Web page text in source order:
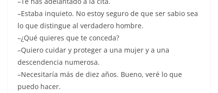
–Estaba inquieto. No estoy seguro de que ser sabio sea
lo que distingue al verdadero hombre.
–¿Qué quieres que te conceda?
–Quiero cuidar y proteger a una mujer y a una
descendencia numerosa.
–Necesitaría más de diez años. Bueno, veré lo que
puedo hacer.